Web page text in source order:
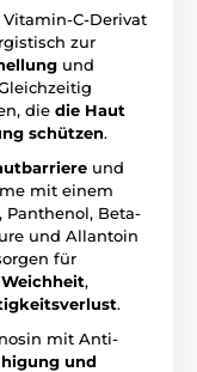
C-Derivat
zur
und
die die Haut
schützen.
und
mit einem
Panthenol, Beta-
und Allantoin
für
Weichheit,
.
mit Anti-
und